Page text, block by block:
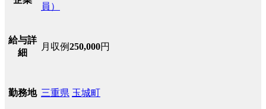
員）
給与詳
細
月収例250,000円
勤務地 三重県 玉城町